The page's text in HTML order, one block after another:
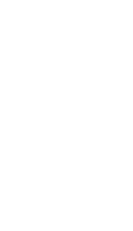
101 Televisión
Unicaja, un
ciudad de
cuerpo técnico)